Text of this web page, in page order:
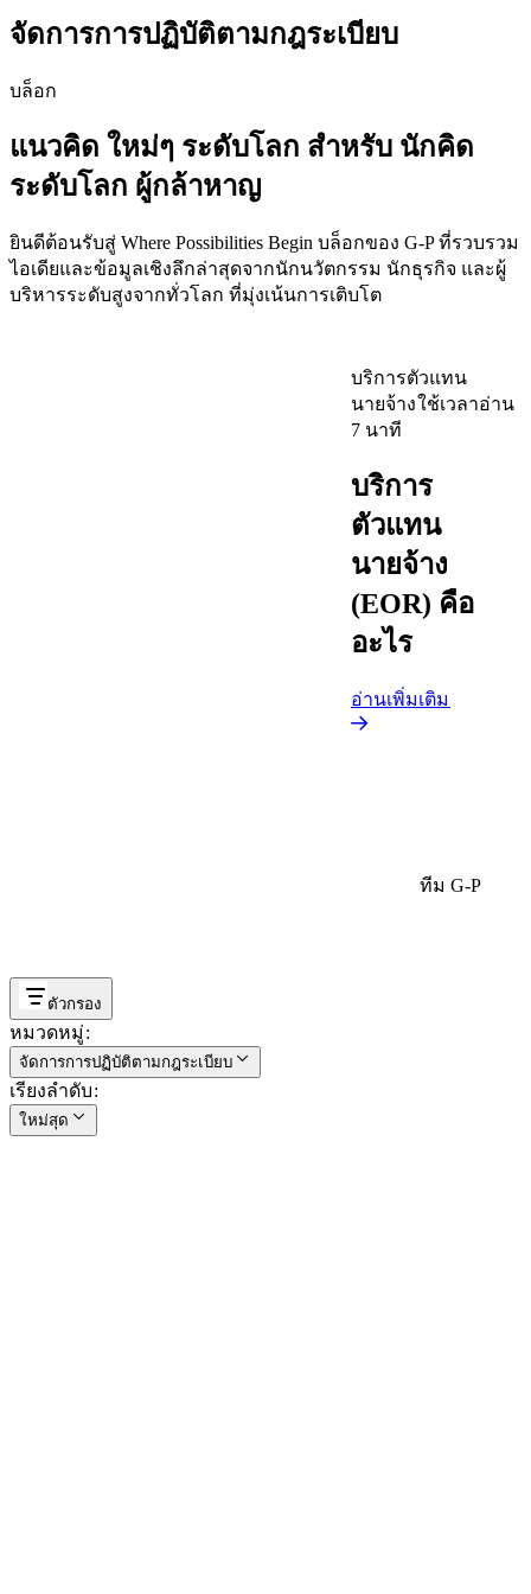
จัดการการปฏิบัติตามกฎระเบียบ​​
บล็อก​​
แนวคิด ใหม่ๆ ระดับโลก สำหรับ นักคิด
ระดับโลก ผู้กล้าหาญ​​
ยินดีต้อนรับสู่ Where Possibilities Begin บล็อกของ G-P ที่รวบรวม
ไอเดียและข้อมูลเชิงลึกล่าสุดจากนักนวัตกรรม นักธุรกิจ และผู้
บริหารระดับสูงจากทั่วโลก ที่มุ่งเน้นการเติบโต​​
บริการตัวแทน
นายจ้าง​​ใช้เวลาอ่าน
7 นาที​​
บริการ
ตัวแทน
นายจ้าง
(EOR) คือ
อะไร​​
อ่านเพิ่มเติม​​
ทีม G-P​​
ตัวกรอง​​
หมวดหมู่​​:​​
จัดการการปฏิบัติตามกฎระเบียบ​​
เรียงลำดับ​​:​​
ใหม่สุด​​